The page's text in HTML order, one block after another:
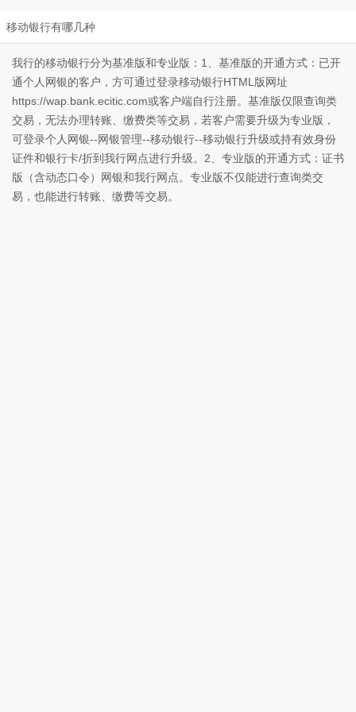
移动银行有哪几种
我行的移动银行分为基准版和专业版：1、基准版的开通方式：已开
通个人网银的客户，方可通过登录移动银行HTML版网址
https://wap.bank.ecitic.com或客户端自行注册。基准版仅限查询类
交易，无法办理转账、缴费类等交易，若客户需要升级为专业版，
可登录个人网银--网银管理--移动银行--移动银行升级或持有效身份
证件和银行卡/折到我行网点进行升级。2、专业版的开通方式：证书
版（含动态口令）网银和我行网点。专业版不仅能进行查询类交
易，也能进行转账、缴费等交易。